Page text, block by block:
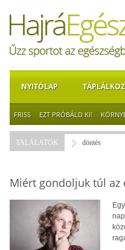
NYITÓLAP
FRISS EZT PRÓBÁLD KI!
TALÁLATOK döntés
Miért gondoljuk túl az